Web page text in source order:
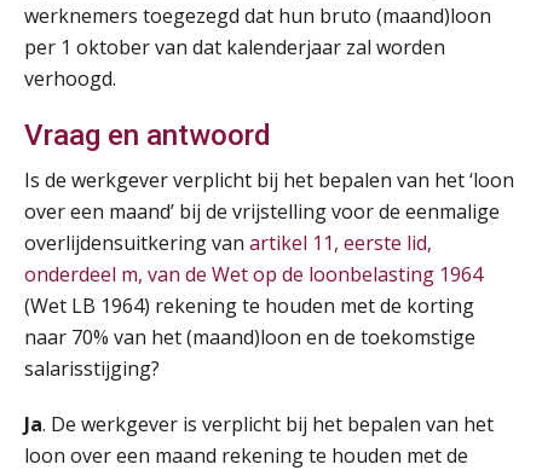
werknemers toegezegd dat hun bruto (maand)loon
per 1 oktober van dat kalenderjaar zal worden
verhoogd.
Vraag en antwoord
Is de werkgever verplicht bij het bepalen van het ‘loon
over een maand’ bij de vrijstelling voor de eenmalige
overlijdensuitkering van artikel 11, eerste lid,
onderdeel m, van de Wet op de loonbelasting 1964
(Wet LB 1964) rekening te houden met de korting
naar 70% van het (maand)loon en de toekomstige
salarisstijging?
Ja. De werkgever is verplicht bij het bepalen van het
loon over een maand rekening te houden met de